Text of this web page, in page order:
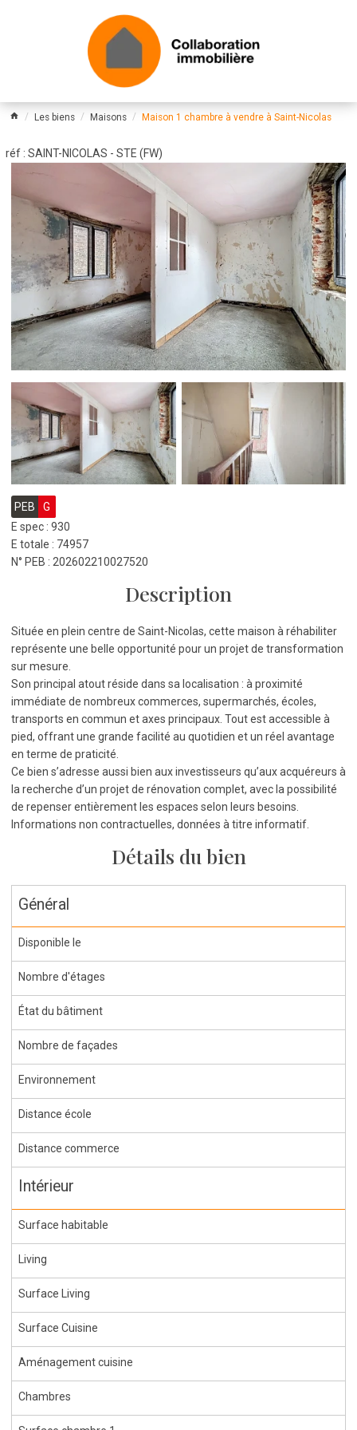
Les biens Maisons Maison 1 chambre à vendre à Saint-Nicolas
réf : SAINT-NICOLAS - STE (FW)
PEB
G
E spec : 930
E totale : 74957
N° PEB : 202602210027520
Description
Située en plein centre de Saint-Nicolas, cette maison à réhabiliter
représente une belle opportunité pour un projet de transformation
sur mesure.
Son principal atout réside dans sa localisation : à proximité
immédiate de nombreux commerces, supermarchés, écoles,
transports en commun et axes principaux. Tout est accessible à
pied, offrant une grande facilité au quotidien et un réel avantage
en terme de praticité.
Ce bien s’adresse aussi bien aux investisseurs qu’aux acquéreurs à
la recherche d’un projet de rénovation complet, avec la possibilité
de repenser entièrement les espaces selon leurs besoins.
Informations non contractuelles, données à titre informatif.
Détails du bien
Général
Disponible le
Nombre d'étages
État du bâtiment
Nombre de façades
Environnement
Distance école
Distance commerce
Intérieur
Surface habitable
Living
Surface Living
Surface Cuisine
Aménagement cuisine
Chambres